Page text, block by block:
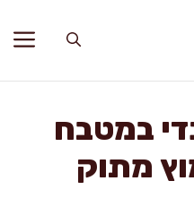
במטבח
מתוק